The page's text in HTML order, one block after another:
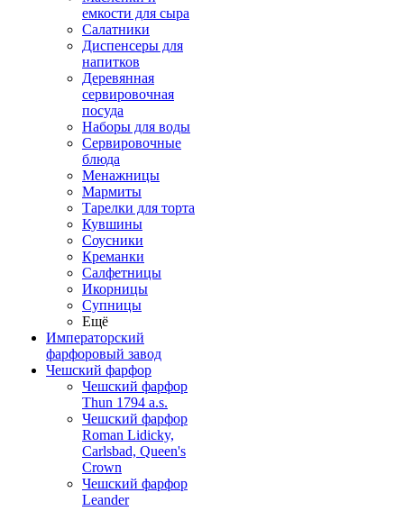
емкости для сыра
Салатники
Диспенсеры для
напитков
Деревянная
сервировочная
посуда
Наборы для воды
Сервировочные
блюда
Менажницы
Мармиты
Тарелки для торта
Кувшины
Соусники
Креманки
Салфетницы
Икорницы
Супницы
Ещё
Императорский
фарфоровый завод
Чешский фарфор
Чешский фарфор
Thun 1794 a.s.
Чешский фарфор
Roman Lidicky,
Carlsbad, Queen's
Crown
Чешский фарфор
Leander